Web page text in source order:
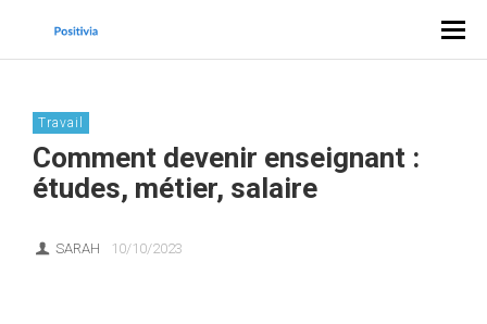
Travail
Comment devenir enseignant :
études, métier, salaire
SARAH 10/10/2023